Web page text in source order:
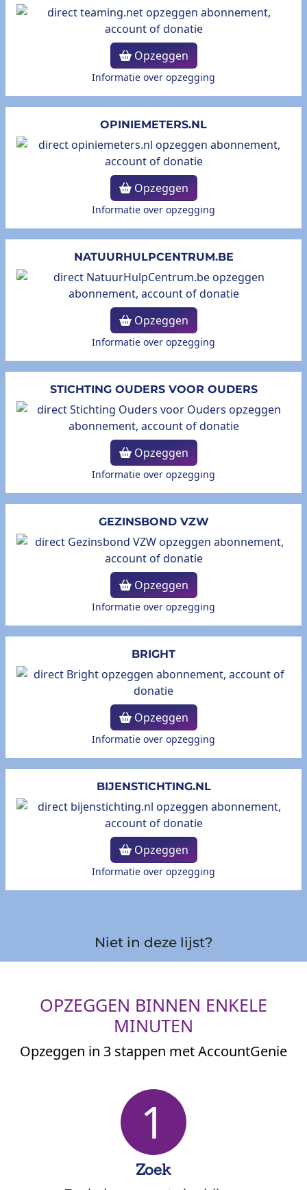
Opzeggen
Informatie over opzegging
OPINIEMETERS.NL
Opzeggen
Informatie over opzegging
NATUURHULPCENTRUM.BE
Opzeggen
Informatie over opzegging
STICHTING OUDERS VOOR OUDERS
Opzeggen
Informatie over opzegging
GEZINSBOND VZW
Opzeggen
Informatie over opzegging
BRIGHT
Opzeggen
Informatie over opzegging
BIJENSTICHTING.NL
Opzeggen
Informatie over opzegging
Niet in deze lijst?
OPZEGGEN BINNEN ENKELE
MINUTEN
Opzeggen in 3 stappen met AccountGenie
1
Zoek